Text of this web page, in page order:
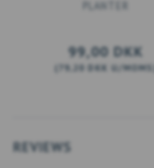
PLANTER
99,00 DKK
79,20 DKK U/MOMS
REVIEWS